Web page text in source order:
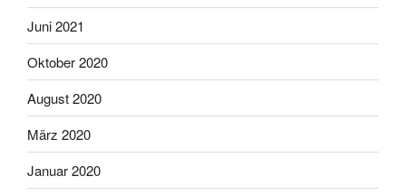
Juni 2021
Oktober 2020
August 2020
März 2020
Januar 2020